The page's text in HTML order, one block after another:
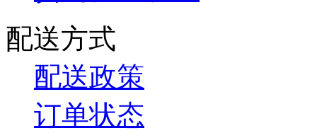
配送方式
配送政策
订单状态